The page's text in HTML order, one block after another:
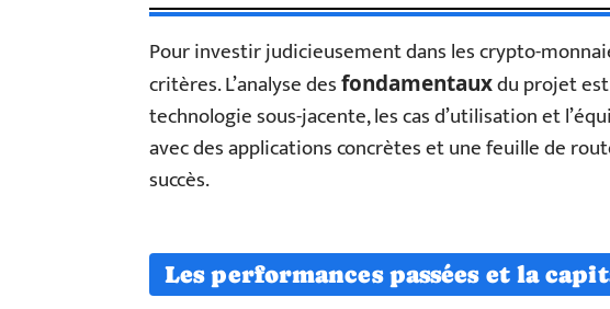
Pour investir judicieusement dans les crypto-
critères. L’analyse desfondamentauxdu projet
technologie sous-jacente, les cas d’utilisation et
avec des applications concrètes et une feuille de
succès.
Les performances passées et la